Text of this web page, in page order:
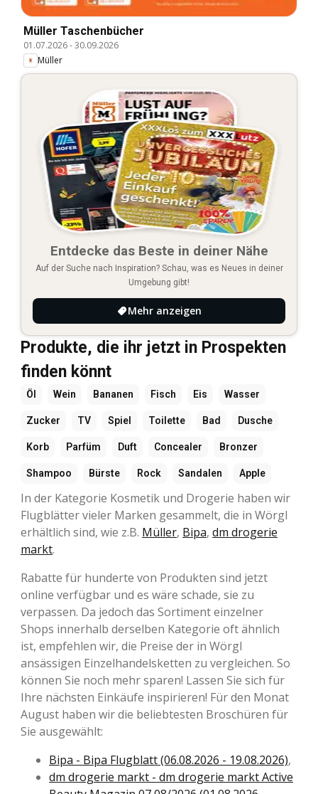
Müller Taschenbücher
01.07.2026-30.09.2026
Müller
Entdecke das Beste in deiner Nähe
Auf der Suche nach Inspiration? Schau, was es Neues in deiner
Umgebung gibt!
Mehr anzeigen
Produkte, die ihr jetzt in Prospekten
finden könnt
Öl Wein Bananen Fisch Eis Wasser
Zucker TV Spiel Toilette Bad Dusche
Korb Parfüm Duft Concealer Bronzer
Shampoo Bürste Rock Sandalen Apple
In der Kategorie Kosmetik und Drogerie haben wir
Flugblätter vieler Marken gesammelt, die in Wörgl
erhältlich sind, wie z.B. Müller, Bipa, dm drogerie
markt.
Rabatte für hunderte von Produkten sind jetzt
online verfügbar und es wäre schade, sie zu
verpassen. Da jedoch das Sortiment einzelner
Shops innerhalb derselben Kategorie oft ähnlich
ist, empfehlen wir, die Preise der in Wörgl
ansässigen Einzelhandelsketten zu vergleichen. So
können Sie noch mehr sparen! Lassen Sie sich für
Ihre nächsten Einkäufe inspirieren! Für den Monat
August haben wir die beliebtesten Broschüren für
Sie ausgewählt:
Bipa - Bipa Flugblatt (06.08.2026 - 19.08.2026),
dm drogerie markt - dm drogerie markt Active